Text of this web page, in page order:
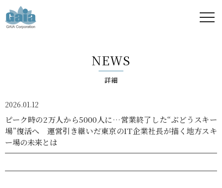
ア -
GAIA
Corporation
NEWS
詳細
2026.01.12
ピーク時の2万人から5000人に…営業終了した“ぶどうスキー
場”復活へ 運営引き継いだ東京のIT企業社長が描く地方スキ
ー場の未来とは